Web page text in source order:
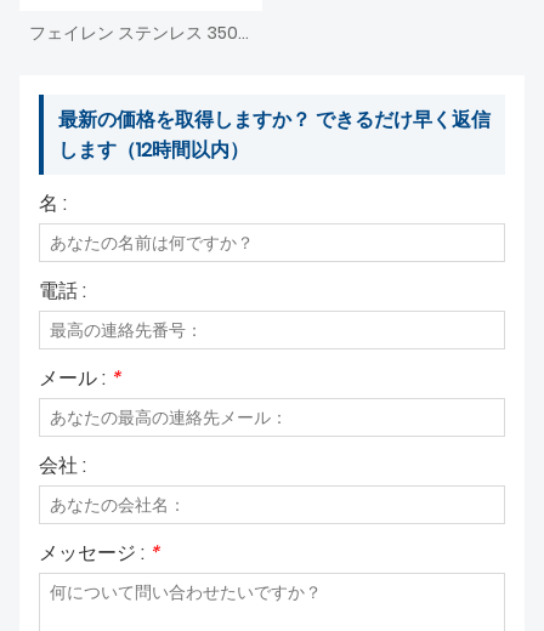
フェイレン ステンレス 350ml スチール断熱コーヒーマグ ハンドル付き、二重壁真空トラベルマグ、スライド蓋付きタンブラーカップ、正方形カップ本体
最新の価格を取得しますか？ できるだけ早く返信
します（12時間以内）
名 :
電話 :
メール : *
会社 :
メッセージ : *